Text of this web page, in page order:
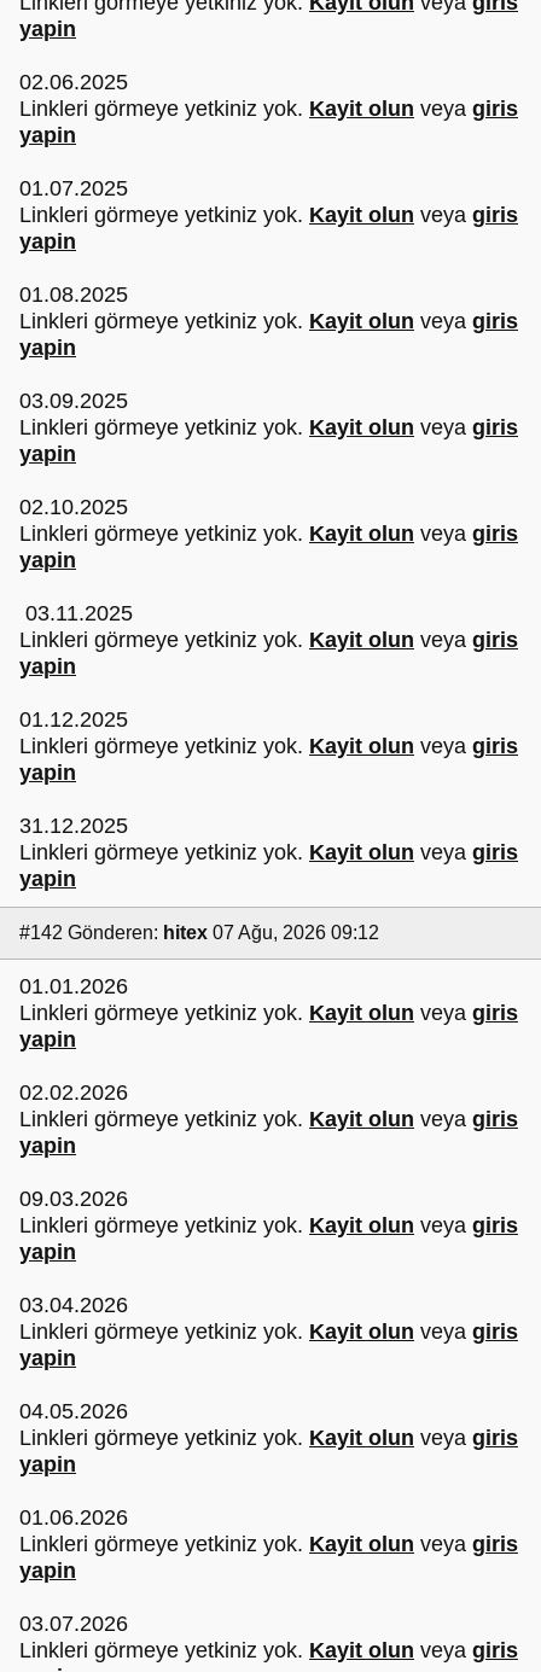
yapin
02.06.2025
Linkleri görmeye yetkiniz yok. Kayit olun veya giris
yapin
01.07.2025
Linkleri görmeye yetkiniz yok. Kayit olun veya giris
yapin
01.08.2025
Linkleri görmeye yetkiniz yok. Kayit olun veya giris
yapin
03.09.2025
Linkleri görmeye yetkiniz yok. Kayit olun veya giris
yapin
02.10.2025
Linkleri görmeye yetkiniz yok. Kayit olun veya giris
yapin
03.11.2025
Linkleri görmeye yetkiniz yok. Kayit olun veya giris
yapin
01.12.2025
Linkleri görmeye yetkiniz yok. Kayit olun veya giris
yapin
31.12.2025
Linkleri görmeye yetkiniz yok. Kayit olun veya giris
yapin
#142 Gönderen: hitex 07 Ağu, 2026 09:12
01.01.2026
Linkleri görmeye yetkiniz yok. Kayit olun veya giris
yapin
02.02.2026
Linkleri görmeye yetkiniz yok. Kayit olun veya giris
yapin
09.03.2026
Linkleri görmeye yetkiniz yok. Kayit olun veya giris
yapin
03.04.2026
Linkleri görmeye yetkiniz yok. Kayit olun veya giris
yapin
04.05.2026
Linkleri görmeye yetkiniz yok. Kayit olun veya giris
yapin
01.06.2026
Linkleri görmeye yetkiniz yok. Kayit olun veya giris
yapin
03.07.2026
Linkleri görmeye yetkiniz yok. Kayit olun veya giris